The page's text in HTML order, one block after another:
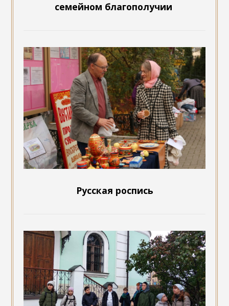
семейном благополучии
Русская роспись